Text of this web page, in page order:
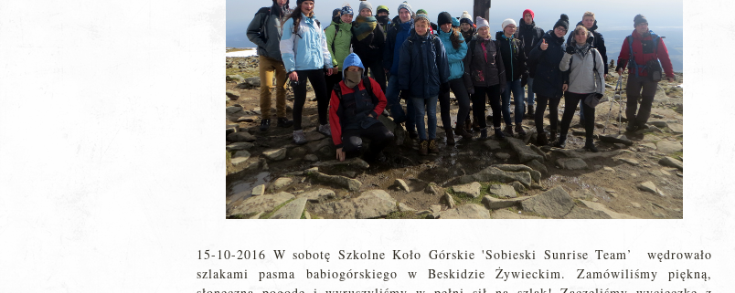
15-10-2016 W sobotę Szkolne Koło Górskie 'Sobieski Sunrise Team’ wędrowało
szlakami pasma babiogórskiego w Beskidzie Żywieckim. Zamówiliśmy piękną,